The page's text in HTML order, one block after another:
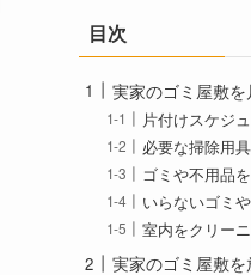
目次
実家のゴミ屋敷
片付けスケジ
必要な掃除用
ゴミや不用品
いらないゴミ
室内をクリー
実家のゴミ屋敷